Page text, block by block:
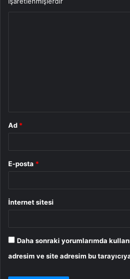
Ad *
E-posta *
İnternet sitesi
Daha sonraki yorumlarımda
adresim ve site adresim bu